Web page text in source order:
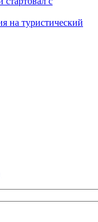
на туристический